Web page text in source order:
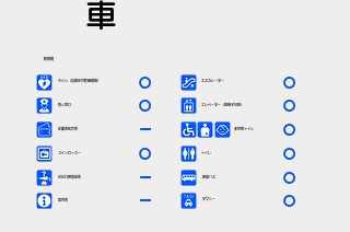
車
駅情報
ＡＥＤ（自動体外除細動器）
有人窓口
定期券発売所
エスカレーター
エレベーター（車椅子対応）
多目的トイレ
〇
〇
ー
〇
〇
〇
コインロッカー トイレ
〇 〇
お忘れ物取扱所 ー
案内所 ー タクシー 〇
路線バス 〇